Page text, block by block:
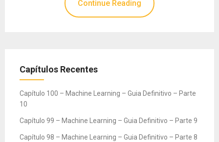
Continue Reading
Capítulos Recentes
Capítulo 100 – Machine Learning – Guia Definitivo – Parte
10
Capítulo 99 – Machine Learning – Guia Definitivo – Parte 9
Capítulo 98 – Machine Learning – Guia Definitivo – Parte 8